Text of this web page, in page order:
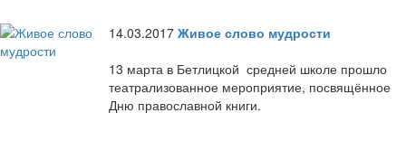
14.03.2017 Живое слово мудрости
13 марта в Бетлицкой средней школе прошло
театрализованное мероприятие, посвящённое
Дню православной книги.